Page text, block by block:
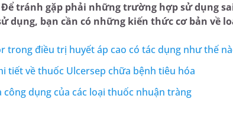
tránh gặp phải những trường hợp sử dụng
dụng, bạn cần có những kiến thức cơ bản về
trong điều trị huyết áp cao có tác dụng như thế
tiết về thuốc Ulcersep chữa bệnh tiêu hóa
công dụng của các loại thuốc nhuận tràng